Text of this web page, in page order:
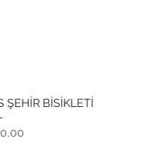
ŞEHİR BİSİKLETİ